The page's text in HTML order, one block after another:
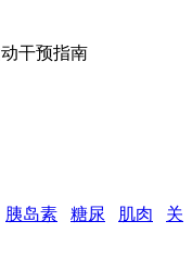
干预指南
胰岛素 糖尿 肌肉
关